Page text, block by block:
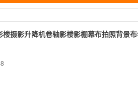
摄影升降机卷轴影楼影棚幕布拍照背景